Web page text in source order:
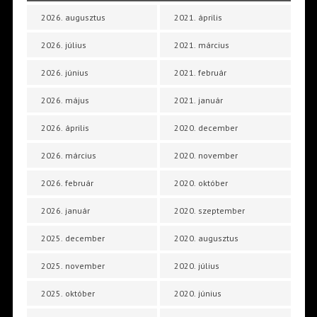
2026. augusztus
2026. július
2026. június
2026. május
2026. április
2026. március
2026. február
2026. január
2025. december
2025. november
2025. október
2021. április
2021. március
2021. február
2021. január
2020. december
2020. november
2020. október
2020. szeptember
2020. augusztus
2020. július
2020. június